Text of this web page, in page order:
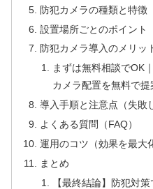
防犯カメラの種類と特徴
設置場所ごとのポイント
防犯カメラ導入のメリッ
まずは無料相談でOK
カメラ配置を無料で提
導入手順と注意点（失敗
よくある質問（FAQ）
運用のコツ（効果を最大
まとめ
【最終結論】防犯対